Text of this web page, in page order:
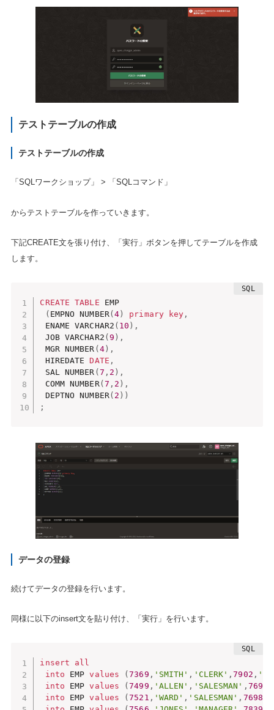
テストテーブルの作成
テストテーブルの作成
「SQLワークショップ」 > 「SQLコマンド」
からテストテーブルを作っていきます。
下記CREATE文を張り付け、「実行」ボタンを押してテーブルを作成
します。
CREATE TABLE EMP
( EMPNO NUMBER( 4 ) primary key ,
ENAME VARCHAR2 ( 10 ) ,
JOB VARCHAR2 ( 9 ) ,
MGR NUMBER ( 4) ,
HIREDATE DATE ,
SAL NUMBER ( 7 , 2 ) ,
COMM NUMBER( 7 , 2 ) ,
DEPTNO NUMBER( 2 ) )
;
データの登録
続けてデータの登録を行います。
同様に以下のinsert文を貼り付け、「実行」を行います。
insert
all
into EMP values (7369 , 'SMITH' , 'CLERK' ,7902 ,
into EMP values (7499 , 'ALLEN' , 'SALESMAN' , 7698
into EMP values (7521 , 'WARD' , 'SALESMAN' , 7698